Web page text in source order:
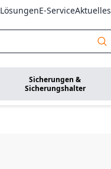
LösungenE-ServiceAktuelles
Sicherungen &
Sicherungshalter